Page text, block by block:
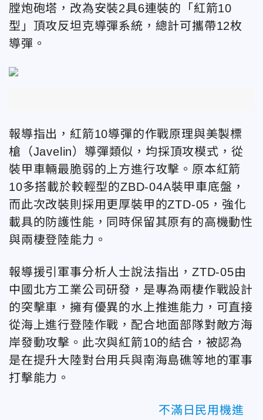
膛炮砲塔，改為安裝2具6連裝的「紅箭10
型」頂攻反坦克導彈系統，總計可攜帶12枚
導彈。
報導指出，紅箭10導彈的作戰原理與美製標
槍（Javelin）導彈類似，均採頂攻模式，從
裝甲車輛最脆弱的上方進行攻擊。原本紅箭
10多搭載於較輕型的ZBD-04A裝甲車底盤，
而此次改裝則採用更厚裝甲的ZTD-05，強化
載具的防護性能，同時保留其原有的高機動性
與兩棲登陸能力。
報導援引軍事分析人士說法指出，ZTD-05由
中國北方工業公司研發，是專為兩棲作戰設計
的突擊車，擁有優異的水上推進能力，可直接
從海上進行登陸作戰，配合地面部隊對敵方海
岸發動攻擊。此次與紅箭10的結合，被認為
是在提升大陸對台用兵與南海島礁等地的軍事
打擊能力。
不滿日民用機進